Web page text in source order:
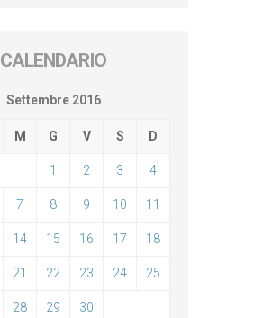
CALENDARIO
Settembre 2016
M G V S D
1 2 3 4
7 8 9 10 11
14 15 16 17 18
21 22 23 24 25
28 29 30